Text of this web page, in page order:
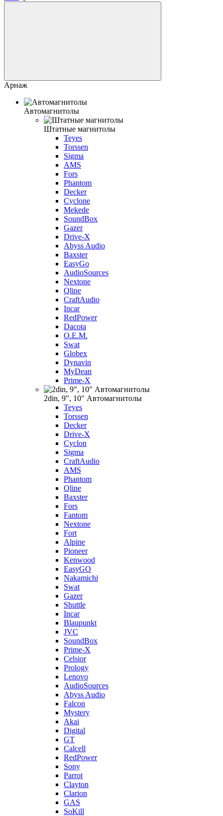
Арнаж
Автомагнитолы
Штатные магнитолы
Teyes
Torssen
Sigma
AMS
Fors
Phantom
Decker
Cyclone
Mekede
SoundBox
Gazer
Drive-X
Abyss Audio
Baxster
EasyGo
AudioSources
Nextone
Qline
CraftAudio
Incar
RedPower
Dacota
O.E.M.
Swat
Globex
Dynavin
MyDean
Prime-X
2din, 9", 10" Автомагнитолы
Teyes
Torssen
Decker
Drive-X
Cyclon
Sigma
CraftAudio
AMS
Phantom
Qline
Baxster
Fors
Fantom
Nextone
Fort
Alpine
Pioneer
Kenwood
EasyGO
Nakamichi
Swat
Gazer
Shuttle
Incar
Blaupunkt
JVC
SoundBox
Prime-X
Celsior
Prology
Lenovo
AudioSources
Abyss Audio
Falcon
Mystery
Akai
Digital
GT
Calcell
RedPower
Sony
Parrot
Clayton
Clarion
GAS
SoKill